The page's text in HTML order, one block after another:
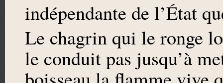
indépendante de l’État
Le chagrin qui le ronge
le conduit pas jusqu’à